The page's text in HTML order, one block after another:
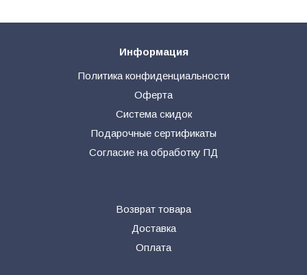
Информация
Политика конфиденциальности
Оферта
Система скидок
Подарочные сертификаты
Согласие на обработку ПД
Возврат товара
Доставка
Оплата